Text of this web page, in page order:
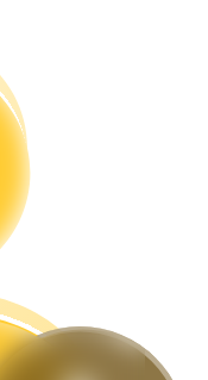
etc.